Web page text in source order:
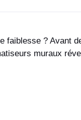
faiblesse ? Avant
muraux